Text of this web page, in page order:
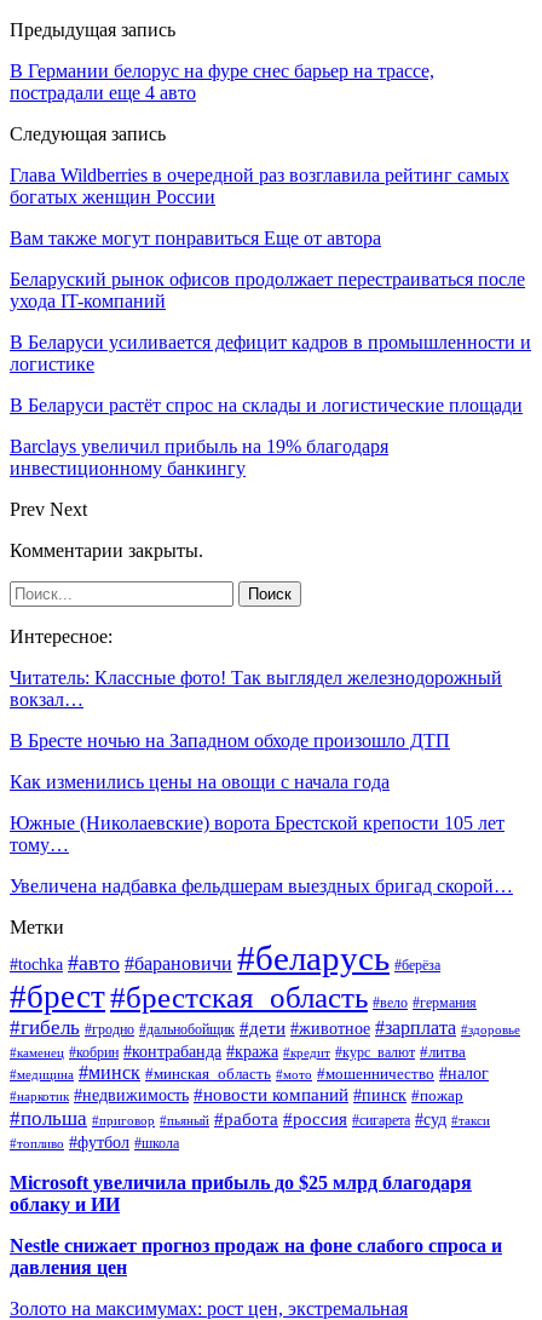
Предыдущая запись
В Германии белорус на фуре снес барьер на трассе,
пострадали еще 4 авто
Следующая запись
Глава Wildberries в очередной раз возглавила рейтинг самых
богатых женщин России
Вам также могут понравиться Еще от автора
Беларуский рынок офисов продолжает перестраиваться после
ухода IT-компаний
В Беларуси усиливается дефицит кадров в промышленности и
логистике
В Беларуси растёт спрос на склады и логистические площади
Barclays увеличил прибыль на 19% благодаря
инвестиционному банкингу
Prev Next
Комментарии закрыты.
Интересное:
Читатель: Классные фото! Так выглядел железнодорожный
вокзал…
В Бресте ночью на Западном обходе произошло ДТП
Как изменились цены на овощи с начала года
Южные (Николаевские) ворота Брестской крепости 105 лет
тому…
Увеличена надбавка фельдшерам выездных бригад скорой…
Метки
#tochka #авто #барановичи #беларусь #берёза
#брест#брестская_область #вело #германия
#гибель #гродно #дальнобойщик #дети #животное #зарплата #здоровье
#каменец #кобрин #контрабанда #кража #кредит #курс_валют #литва
#медицина #минск #минская_область #мото #мошенничество #налог
#наркотик #недвижимость #новости компаний #пинск #пожар
#польша #приговор #пьяный #работа #россия #сигарета #суд #такси
#топливо #футбол #школа
Microsoft увеличила прибыль до $25 млрд благодаря
облаку и ИИ
Nestle снижает прогноз продаж на фоне слабого спроса и
давления цен
Золото на максимумах: рост цен, экстремальная